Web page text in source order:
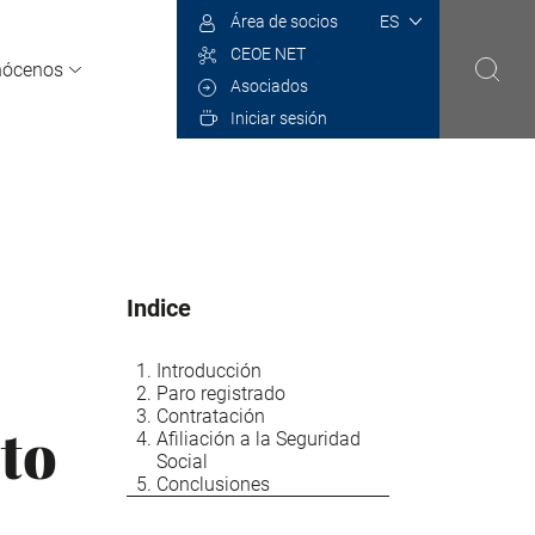
Select
Área de socios
CEOE NET
Asociados
Iniciar sesión
Indice
Introducción
Paro registrado
Contratación
Afiliación a la Seguridad
Social
Conclusiones